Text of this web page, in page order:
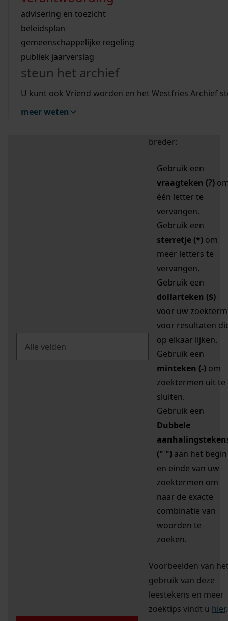
bouwvergunningen
omgevingsvergunningen
vergunningen
beeld en geluid
uitleg nodig?
Wij helpen u op weg met een aantal zoektips.
bekijk alle zoektips
Wij helpen u op weg met een aantal zoektips.
bekijk alle zoektips
bekijk ons geschiedenislokaal
advisering en toezicht
beleidsplan
gemeenschappelijke regeling
publiek jaarverslag
steun het archief
U kunt ook Vriend worden en het Westfries Archief
meer weten
zoektips
Mijn Studiezaal (inloggen)
uw zoekopdracht te
breder:
Gebruik een
vraagteken (?)
één letter te
vervangen.
Gebruik een
sterretje (*) om
meer letters te
vervangen.
Gebruik een
dollarteken ($)
voor uw zoekterm
voor resultaten
op elkaar lijken.
Gebruik een
minteken (-) om
zoektermen uit te
sluiten.
Gebruik een
Dubbele
(" ") aan het begin
en einde van uw
zoektermen om
naar de exacte
combinatie van
woorden te
zoeken.
Voorbeelden van
gebruik van deze
leestekens en meer
zoektips vindt u hier.